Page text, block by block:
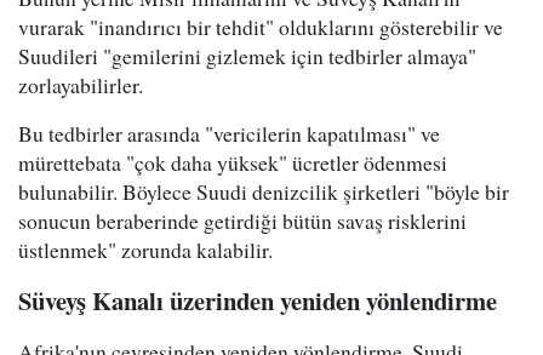
vurarak "inandırıcı bir tehdit" olduklarını gösterebilir ve
Suudileri "gemilerini gizlemek için tedbirler almaya"
zorlayabilirler.
Bu tedbirler arasında "vericilerin kapatılması" ve
mürettebata "çok daha yüksek" ücretler ödenmesi
bulunabilir. Böylece Suudi denizcilik şirketleri "böyle bir
sonucun beraberinde getirdiği bütün savaş risklerini
üstlenmek" zorunda kalabilir.
Süveyş Kanalı üzerinden yeniden yönlendirme